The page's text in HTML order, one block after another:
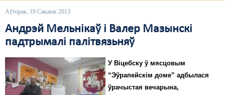
Аўторак, 19 Сакавік 2013
Андрэй Мельнікаў і Валер Мазынскі
падтрымалі палітвязьняў
У Віцебску ў мясцовым
“Эўрапейскім доме” адбылася
ўрачыстая вечарына,